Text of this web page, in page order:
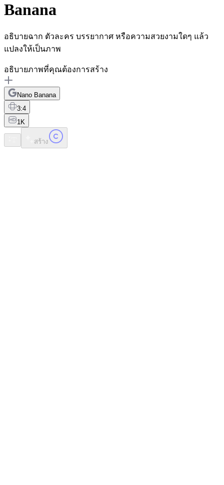
Banana
อธิบายฉาก ตัวละคร บรรยากาศ หรือความสวยงามใดๆ แล้ว
แปลงให้เป็นภาพ
อธิบายภาพที่คุณต้องการสร้าง
Nano Banana
3:4
1K
สร้าง